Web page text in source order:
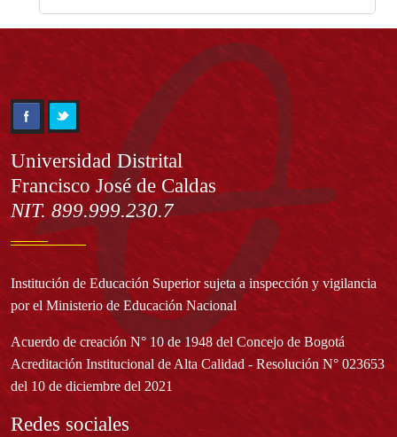
Información
Universidad Distrital
Francisco José de Caldas
NIT. 899.999.230.7
Institución de Educación Superior sujeta a inspección y vigilancia
por el Ministerio de Educación Nacional
Acuerdo de creación N° 10 de 1948 del Concejo de Bogotá
Acreditación Institucional de Alta Calidad - Resolución N° 023653
del 10 de diciembre del 2021
Redes sociales